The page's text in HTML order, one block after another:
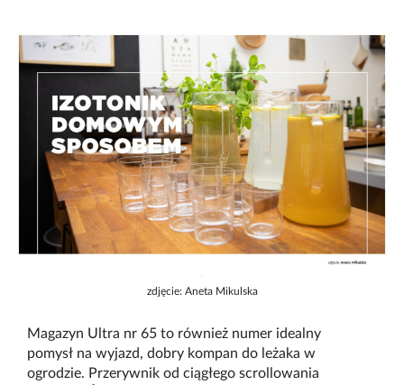
zdjęcie: Aneta Mikulska
Magazyn Ultra nr 65 to również numer idealny
pomysł na wyjazd, dobry kompan do leżaka w
ogrodzie. Przerywnik od ciągłego scrollowania